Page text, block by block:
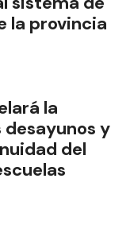
la provincia
la
y
del